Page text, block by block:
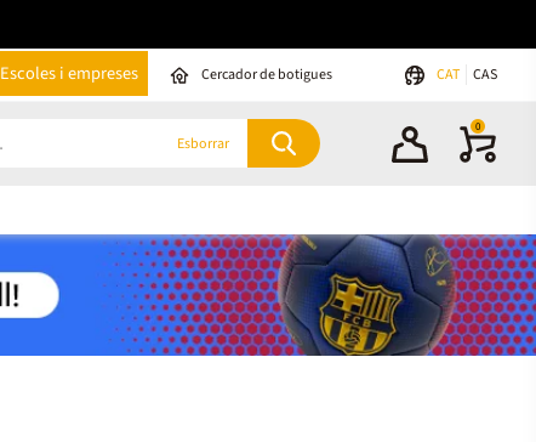
Escoles i empreses Cercador de botigues CAT CAS
Esborrar
0